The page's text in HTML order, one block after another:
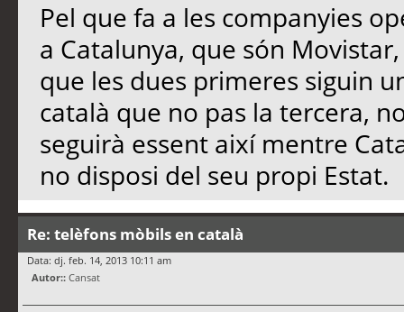
Pel que fa a les companyies
a Catalunya, que són
que les dues primeres siguin
català que no pas la tercera,
seguirà essent així mentre
no disposi del seu propi Estat.
Re: telèfons mòbils en català
Data: dj. feb. 14, 2013 10:11 am
Autor:: Cansat